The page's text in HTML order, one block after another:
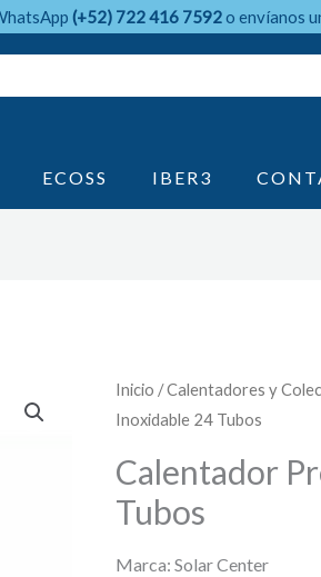
(+52) 722 416 7592o envíanos
ECOSS IBER3
Inicio /Calentadores y
Inoxidable 24 Tubos
Calentador
Tubos
Marca: Solar Center